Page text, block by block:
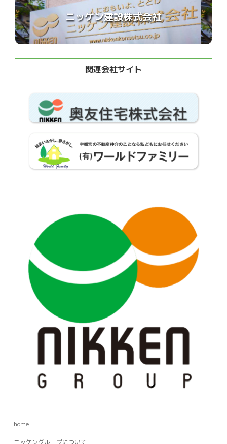
ニッケン建設株式会社
関連会社サイト
home
ニッケングループについて